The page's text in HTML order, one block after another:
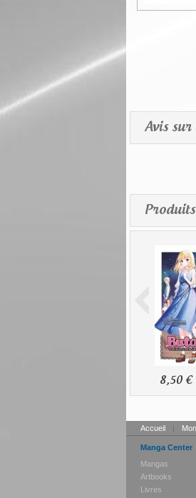
Avis sur
8,50 €
Accueil |
Manga Center
Mangas
Artbooks
Livres